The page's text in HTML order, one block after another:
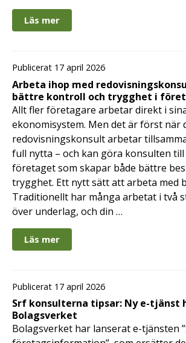
Läs mer
Publicerat 17 april 2026
Arbeta ihop med
bättre kontroll och trygghet i
Allt fler företagare arbetar direkt i
ekonomisystem. Men det är först när
redovisningskonsult arbetar
full nytta – och kan göra konsulten
företaget som skapar både bättre
trygghet. Ett nytt sätt att arbeta med
Traditionellt har många arbetat i två
över underlag, och din …
Läs mer
Publicerat 17 april 2026
Srf konsulterna tipsar: Ny e-tjänst
Bolagsverket
Bolagsverket har lanserat e-tjänsten